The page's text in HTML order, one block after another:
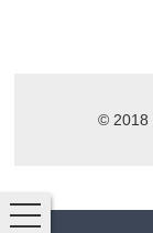
© 2018
toggle
navigation